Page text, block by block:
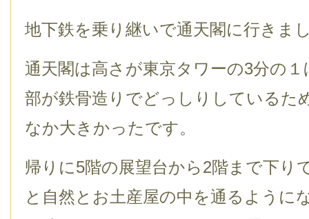
地下鉄を乗り継いで通天閣に行きま
通天閣は高さが東京タワーの3分の
部が鉄骨造りでどっしりしているた
なか大きかったです。
帰りに5階の展望台から2階まで下り
と自然とお土産屋の中を通るように